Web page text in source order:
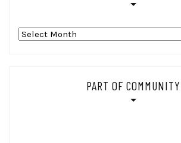
Arsip_
PART OF COMMUNITY